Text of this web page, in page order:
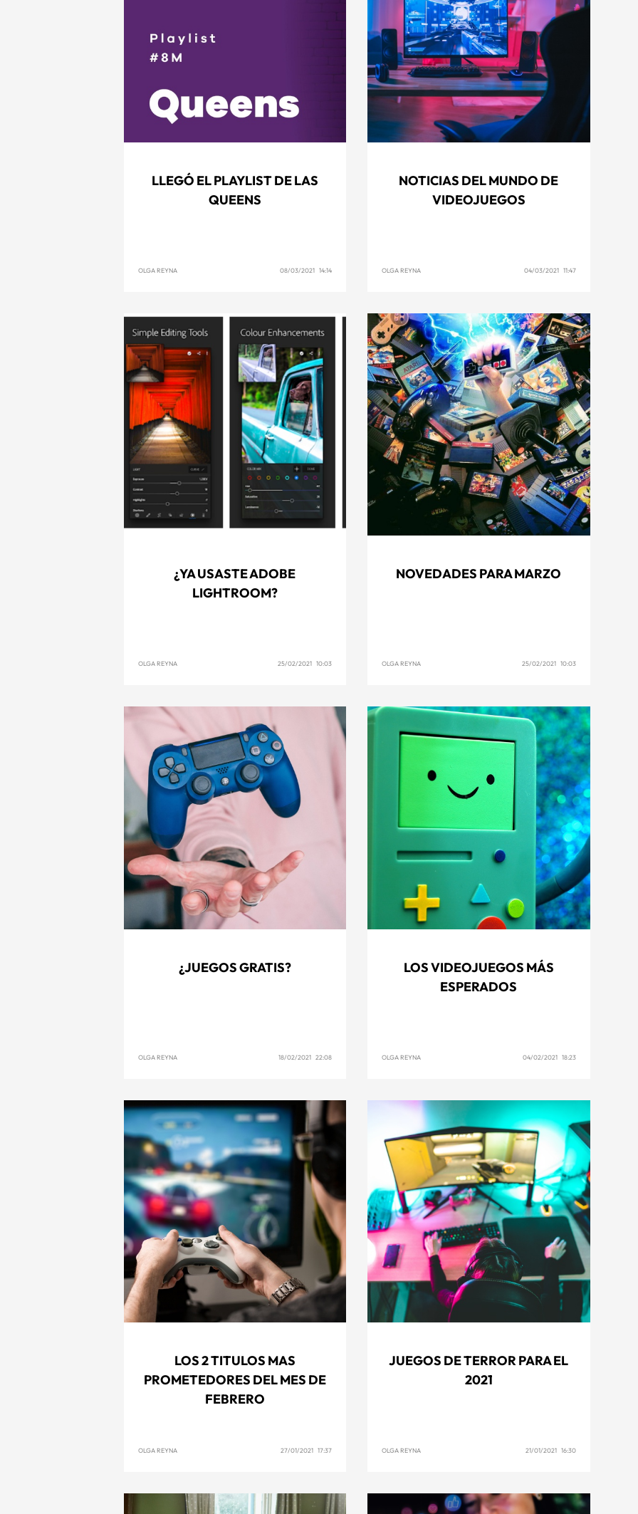
LLEGÓ EL PLAYLIST DE LAS
QUEENS
OLGA REYNA 08/03/2021 14:14
NOTICIAS DEL MUNDO DE
VIDEOJUEGOS
OLGA REYNA 04/03/2021 11:47
¿YA USASTE ADOBE
LIGHTROOM?
OLGA REYNA 25/02/2021 10:03
NOVEDADES PARA MARZO
OLGA REYNA 25/02/2021 10:03
¿JUEGOS GRATIS?
OLGA REYNA 18/02/2021 22:08
LOS VIDEOJUEGOS MÁS
ESPERADOS
OLGA REYNA 04/02/2021 18:23
LOS 2 TITULOS MAS
PROMETEDORES DEL MES DE
FEBRERO
OLGA REYNA 27/01/2021 17:37
JUEGOS DE TERROR PARA EL
2021
OLGA REYNA 21/01/2021 16:30